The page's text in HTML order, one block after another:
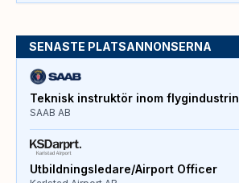
SENASTE PLATSANNONSERNA
Teknisk instruktör inom flygindustrin
SAAB AB
Utbildningsledare/Airport Officer